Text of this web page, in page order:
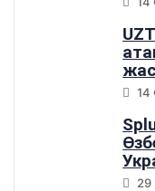
14